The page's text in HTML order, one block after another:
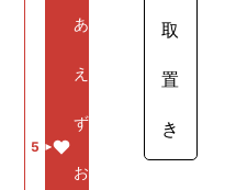
5
あ
え
ず
お
取
置
き